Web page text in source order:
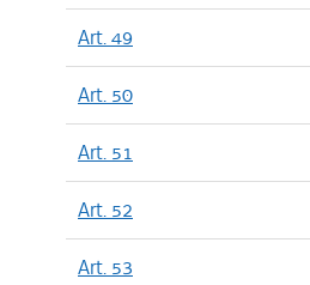
Art. 49
Art. 50
Art. 51
Art. 52
Art. 53